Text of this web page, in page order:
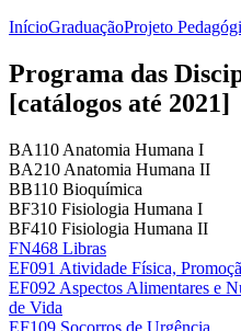
InícioGraduaçãoProjeto
Programa das
[catálogos até 2021]
BA110 Anatomia Humana I
BA210 Anatomia Humana II
BB110 Bioquímica
BF310 Fisiologia Humana I
BF410 Fisiologia Humana II
FN468 Libras
EF091 Atividade Física,
EF092 Aspectos Alimentares e
de Vida
EF109 Socorros de Urgência